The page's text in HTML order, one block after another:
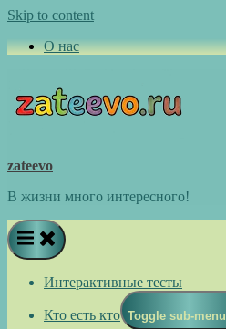
Skip to content
О нас
zateevo
В жизни много интересного!
Интерактивные тесты
Кто есть кто Toggle sub-menu